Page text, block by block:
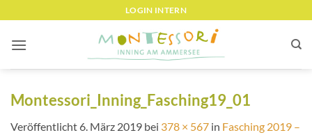
springen
LOGIN INTERN
Montessori_Inning_Fasching19_01
Veröffentlicht 6. März 2019 bei 378 × 567 in Fasching 2019 –